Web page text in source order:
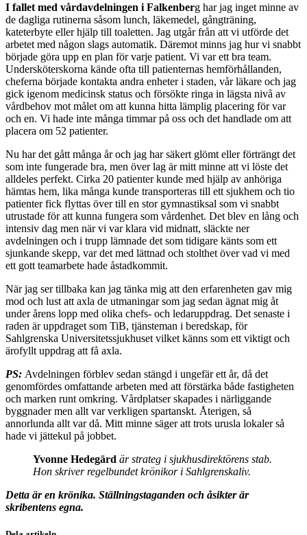
I fallet med vårdavdelningen i Falkenberg har jag inget minne av
de dagliga rutinerna såsom lunch, läkemedel, gångträning,
kateterbyte eller hjälp till toaletten. Jag utgår från att vi utförde det
arbetet med någon slags automatik. Däremot minns jag hur vi snabbt
började göra upp en plan för varje patient. Vi var ett bra team.
Undersköterskorna kände ofta till patienternas hemförhållanden,
cheferna började kontakta andra enheter i staden, vår läkare och jag
gick igenom medicinsk status och försökte ringa in lägsta nivå av
vårdbehov mot målet om att kunna hitta lämplig placering för var
och en. Vi hade inte många timmar på oss och det handlade om att
placera om 52 patienter.
Nu har det gått många år och jag har säkert glömt eller förträngt det
som inte fungerade bra, men över lag är mitt minne att vi löste det
alldeles perfekt. Cirka 20 patienter kunde med hjälp av anhöriga
hämtas hem, lika många kunde transporteras till ett sjukhem och tio
patienter fick flyttas över till en stor gymnastiksal som vi snabbt
utrustade för att kunna fungera som vårdenhet. Det blev en lång och
intensiv dag men när vi var klara vid midnatt, släckte ner
avdelningen och i trupp lämnade det som tidigare känts som ett
sjunkande skepp, var det med lättnad och stolthet över vad vi med
ett gott teamarbete hade åstadkommit.
När jag ser tillbaka kan jag tänka mig att den erfarenheten gav mig
mod och lust att axla de utmaningar som jag sedan ägnat mig åt
under årens lopp med olika chefs- och ledaruppdrag. Det senaste i
raden är uppdraget som TiB, tjänsteman i beredskap, för
Sahlgrenska Universitetssjukhuset vilket känns som ett viktigt och
ärofyllt uppdrag att få axla.
PS: Avdelningen förblev sedan stängd i ungefär ett år, då det
genomfördes omfattande arbeten med att förstärka både fastigheten
och marken runt omkring. Vårdplatser skapades i närliggande
byggnader men allt var verkligen spartanskt. Återigen, så
annorlunda allt var då. Mitt minne säger att trots urusla lokaler så
hade vi jättekul på jobbet.
Yvonne Hedegärd är strateg i sjukhusdirektörens stab.
Hon skriver regelbundet krönikor i Sahlgrenskaliv.
Detta är en krönika. Ställningstaganden och åsikter är
skribentens egna.